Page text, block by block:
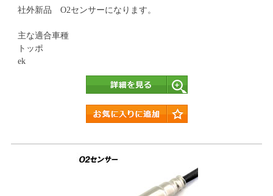
社外新品 O2センサーになります。
主な適合車種
トッポ
ek